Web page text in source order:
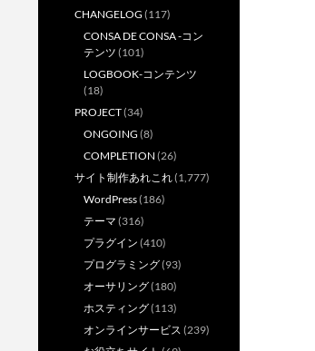
CHANGELOG (117)
CONSA DE CONSA -コン
テンツ (101)
LOGBOOK-コンテンツ
(18)
PROJECT(34)
ONGOING (8)
COMPLETION (26)
サイト制作あれこれ(1,777)
WordPress(186)
テーマ (316)
プラグイン (410)
プログラミング(93)
オーサリング(180)
ホスティング(113)
オンラインサービス (239)